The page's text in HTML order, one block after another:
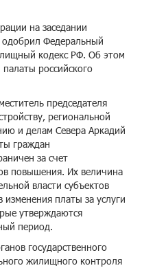
на заседании
одобрил Федеральный
кодекс РФ. Об этом
российского
председателя
региональной
и делам Севера Аркадий
граждан
за счет
повышения. Их величина
власти субъектов
платы за услуги
утверждаются
период.
государственного
жилищного контроля